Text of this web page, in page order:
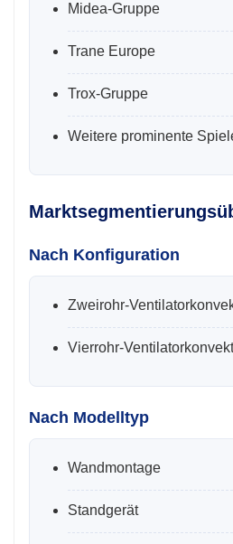
Midea-Gruppe
Trane Europe
Trox-Gruppe
Weitere prominente
Nach Konfiguration
Zweirohr-
Vierrohr-
Nach Modelltyp
Wandmontage
Standgerät